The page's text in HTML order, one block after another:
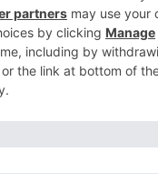
de
falta
se
apoyo
4
5